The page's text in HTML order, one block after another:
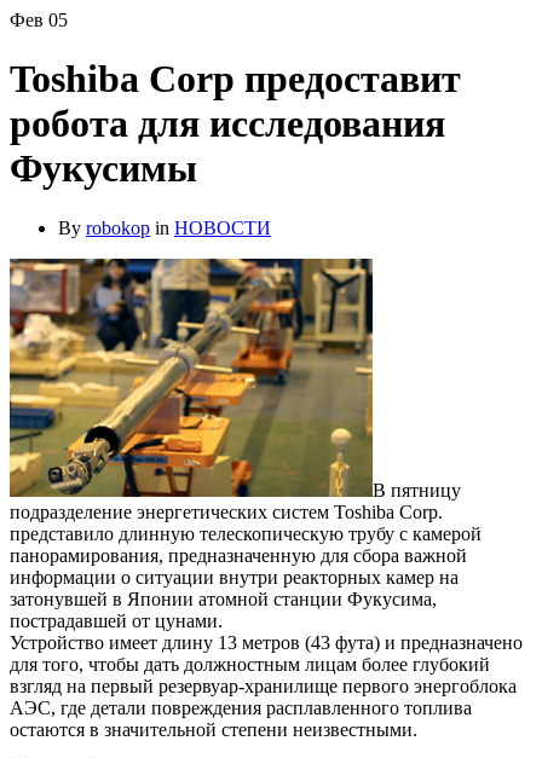
Фев 05
Toshiba Corp предоставит
робота для исследования
Фукусимы
By robokop in НОВОСТИ
В пятницу
подразделение энергетических систем Toshiba Corp.
представило длинную телескопическую трубу с камерой
панорамирования, предназначенную для сбора важной
информации о ситуации внутри реакторных камер на
затонувшей в Японии атомной станции Фукусима,
пострадавшей от цунами.
Устройство имеет длину 13 метров (43 фута) и предназначено
для того, чтобы дать должностным лицам более глубокий
взгляд на первый резервуар-хранилище первого энергоблока
АЭС, где детали повреждения расплавленного топлива
остаются в значительной степени неизвестными.